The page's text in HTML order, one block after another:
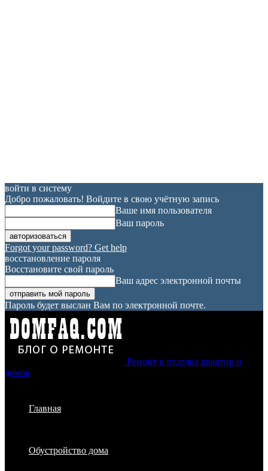
войти в систему
Добро пожаловать! Войдите в свою учётную запись
Ваше имя пользователя
Ваш пароль
Forgot your password? Get help
восстановление пароля
Восстановите свой пароль
Ваш адрес электронной почты
Пароль будет выслан Вам по электронной почте.
Ремонт и отделка квартир и
домов
Главная
Обустройство дома